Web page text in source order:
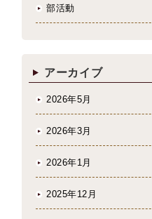
部活動
アーカイブ
2026年5月
2026年3月
2026年1月
2025年12月